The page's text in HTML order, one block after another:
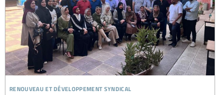
renouveau et développement syndical